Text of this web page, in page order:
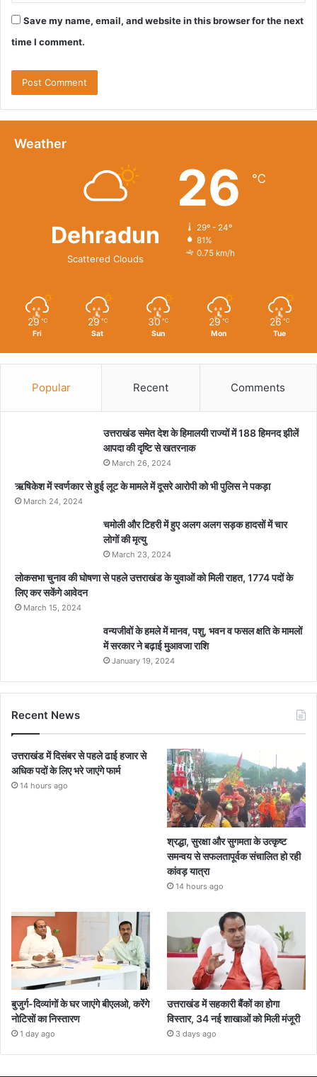
Save my name, email, and website in this browser for the next
time I comment.
Weather
Dehradun
Scattered Clouds
26 ℃
29º - 24º
81%
0.75 km/h
29 ℃
Fri
29 ℃
Sat
30 ℃
Sun
29 ℃
Mon
26 ℃
Tue
Popular Recent Comments
उत्तराखंड समेत देश के हिमालयी राज्यों में 188 हिमनद झीलें
आपदा की दृष्टि से खतरनाक
March 26, 2024
ऋषिकेश में स्वर्णकार से हुई लूट के मामले में दूसरे आरोपी को भी पुलिस ने पकड़ा
March 24, 2024
चमोली और टिहरी में हुए अलग अलग सड़क हादसों में चार
लोगों की मृत्यु
March 23, 2024
लोकसभा चुनाव की घोषणा से पहले उत्तराखंड के युवाओं को मिली राहत, 1774 पदों के
लिए कर सकेंगे आवेदन
March 15, 2024
वन्यजीवों के हमले में मानव, पशु, भवन व फसल क्षति के मामलों
में सरकार ने बढ़ाई मुआवजा राशि
January 19, 2024
Recent News
उत्तराखंड में दिसंबर से पहले ढाई हजार से
अधिक पदों के लिए भरे जाएंगे फार्म
14 hours ago
श्रद्धा, सुरक्षा और सुगमता के उत्कृष्ट
समन्वय से सफलतापूर्वक संचालित हो रही
कांवड़ यात्रा
14 hours ago
बुजुर्ग-दिव्यांगों के घर जाएंगे बीएलओ, करेंगे
नोटिसों का निस्तारण
1 day ago
उत्तराखंड में सहकारी बैंकों का होगा
विस्तार, 34 नई शाखाओं को मिली मंजूरी
3 days ago